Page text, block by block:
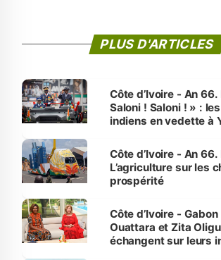
PLUS D'ARTICLES
Côte d’Ivoire - An
Saloni ! Saloni ! » :
indiens en vedette à
Côte d’Ivoire - An 66.
L’agriculture sur les
prospérité
Côte d’Ivoire -
Ouattara et Zita
échangent sur leurs